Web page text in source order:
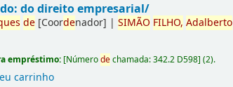
do direito empresarial/
de [Coordenador] |SIMÃO FILHO, Adalberto
empréstimo: [Númerodechamada:342.2 D598](2).
carrinho